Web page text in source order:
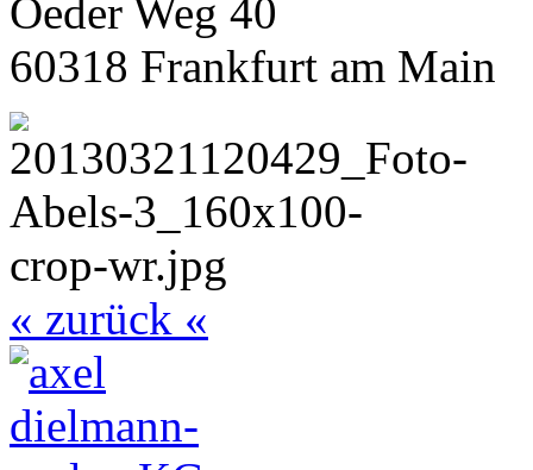
Oeder Weg 40
60318 Frankfurt am Main
« zurück «